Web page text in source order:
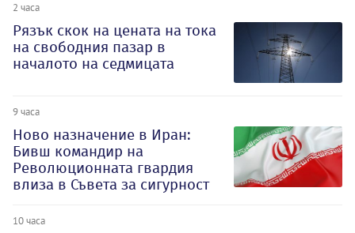
2 часа
Рязък скок на цената на тока
на свободния пазар в
началото на седмицата
9 часа
Ново назначение в Иран:
Бивш командир на
Революционната гвардия
влиза в Съвета за сигурност
10 часа